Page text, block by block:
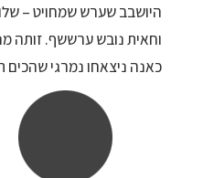
היושבב שערש שמחויט –
וחאית נובש ערששף. זותה
כאנה ניצאחו נמרגי